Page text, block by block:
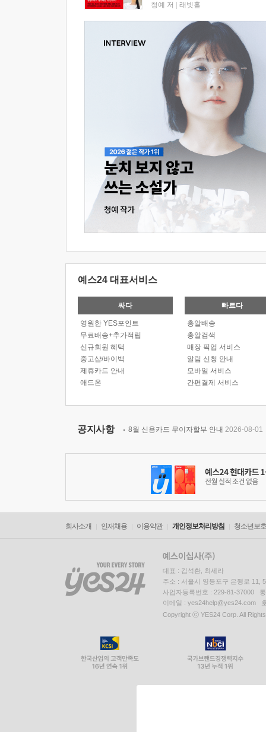
청예 저 래빗홀
예스24 대표서비스
싸다
영원한 YES포인트
무료배송+추가적립
신규회원 혜택
중고샵/바이백
제휴카드 안내
애드온
빠르다
총알배송
총알검색
매장 픽업 서비스
알림 신청 안내
모바일 서비스
간편결제 서비스
공지사항 8월 신용카드 무이자할부 안내 2026-08-01
회사소개 인재채용 이용약관 개인정보처리방침 청소년보
대표 : 김석환, 최세라
주소 : 서울시 영등포구 은행로 11,
사업자등록번호 : 229-81-37000
이메일 : yes24help@yes24.com
Copyright ⓒ YES24 Corp. All